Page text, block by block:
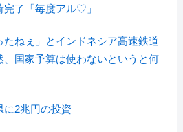
了「毎度アル♡」
たねぇ」とインドネシア高速鉄道
国家予算は使わないというと何
に2兆円の投資